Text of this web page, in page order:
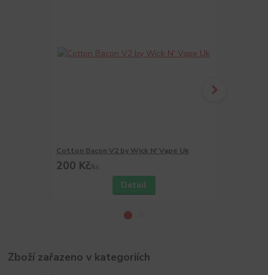
Cotton Bacon V2 by Wick N' Vape Uk
200 Kč/ks
Detail
Zboží zařazeno v kategoriích